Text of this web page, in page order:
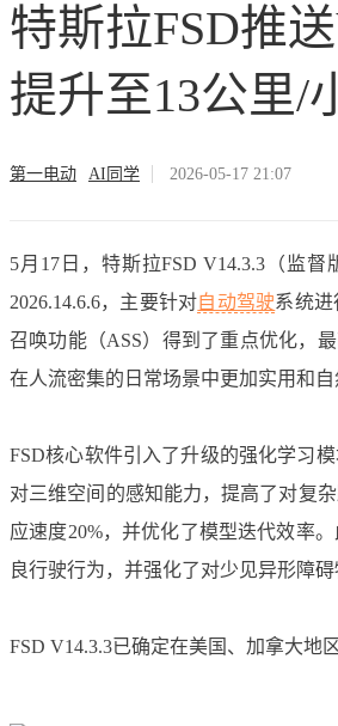
特斯拉FSD推
提升至13公里/
第一电动 AI同学 2026-05-17 21:07
5月17日，特斯拉FSD V14.3.3（监
2026.14.6.6，主要针对自动驾驶系统
召唤功能（ASS）得到了重点优化，
在人流密集的日常场景中更加实用和自
FSD核心软件引入了升级的强化学习
对三维空间的感知能力，提高了对复
应速度20%，并优化了模型迭代效率
良行驶行为，并强化了对少见异形障碍
FSD V14.3.3已确定在美国、加拿大地